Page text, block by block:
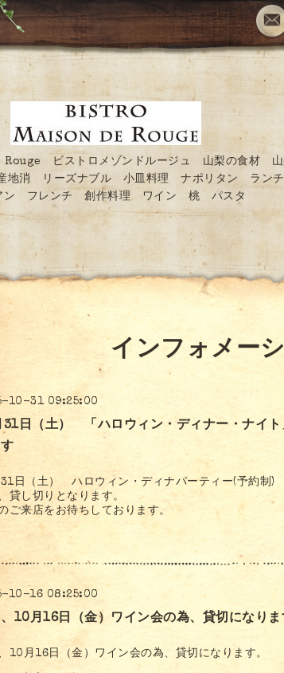
ビストロメゾンドルージュ 山梨の食材 山
消 リーズナブル 小皿料理 ナポリタン ラン
アン フレンチ 創作料理 ワイン 桃 パスタ
インフォメー
10-31 09:25:00
31日（土） 「ハロウィン・ディナー・ナイト
日（土） ハロウィン・ディナパーティー(予約制)
貸し切りとなります。
ご来店をお待ちしております。
10-16 08:25:00
10月16日（金）ワイン会の為、貸切になりま
10月16日（金）ワイン会の為、貸切になります。